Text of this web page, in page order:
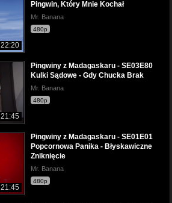
22:20
Pingwin, Który Mnie Kochał
Mr. Banana
480p
21:45
Pingwiny z Madagaskaru - SE03E80
Kulki Sądowe - Gdy Chucka Brak
Mr. Banana
480p
21:45
Pingwiny z Madagaskaru - SE01E01
Popcornowa Panika - Błyskawiczne
Zniknięcie
Mr. Banana
480p